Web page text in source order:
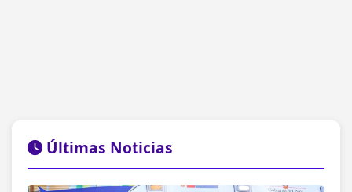
Últimas Noticias